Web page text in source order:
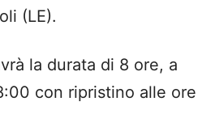
(LE).
la durata di 8 ore, a
con ripristino alle ore